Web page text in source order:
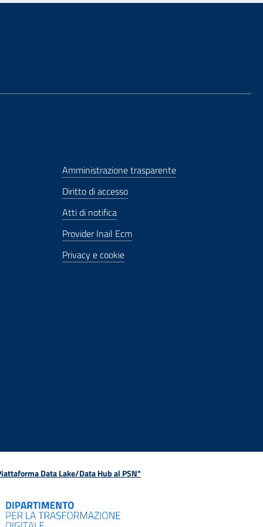
Amministrazione trasparente
Diritto di accesso
Atti di notifica
Provider Inail Ecm
Privacy e cookie
Data Lake/Data Hub al PSN"